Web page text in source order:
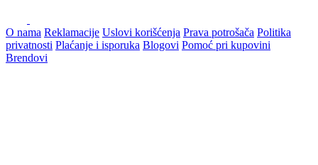
O nama Reklamacije Uslovi korišćenja Prava potrošača Politika
privatnosti Plaćanje i isporuka Blogovi Pomoć pri kupovini
Brendovi